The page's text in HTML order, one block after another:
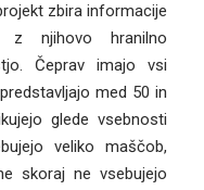
zbira informacije
z njihovo hranilno
Čeprav imajo vsi
med 50 in
glede vsebnosti
veliko maščob,
skoraj ne vsebujejo